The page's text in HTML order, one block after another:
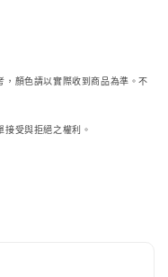
，顏色請以實際收到商品為準。不
接受與拒絕之權利。